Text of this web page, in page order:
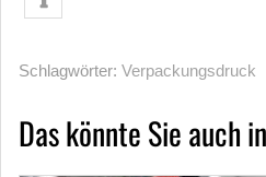
Schlagwörter: Verpackungsdruck
Das könnte Sie auch